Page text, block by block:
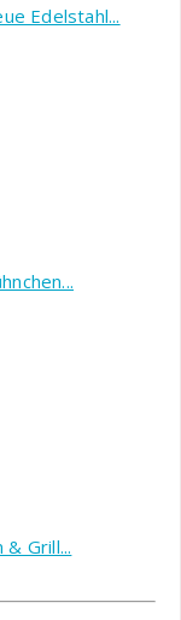
Edelstahl...
Grill...